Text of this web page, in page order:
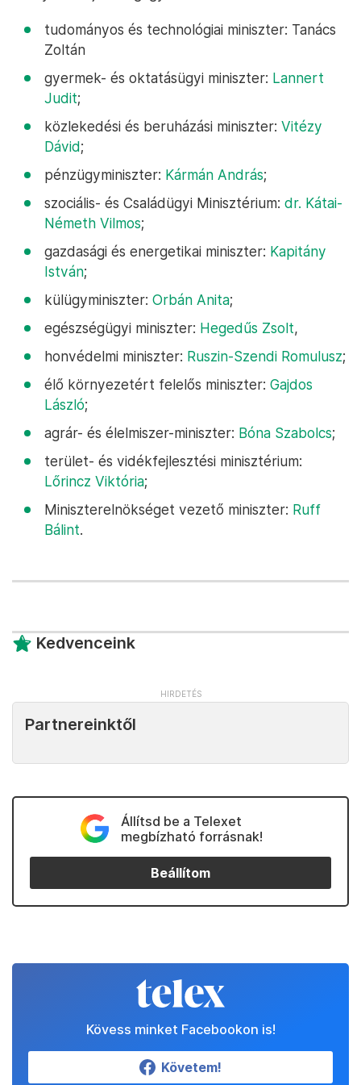
tudományos és technológiai miniszter: Tanács
Zoltán
gyermek- és oktatásügyi miniszter: Lannert
Judit;
közlekedési és beruházási miniszter: Vitézy
Dávid;
pénzügyminiszter: Kármán András;
szociális- és Családügyi Minisztérium: dr. Kátai-
Németh Vilmos;
gazdasági és energetikai miniszter: Kapitány
István;
külügyminiszter: Orbán Anita;
egészségügyi miniszter: Hegedűs Zsolt,
honvédelmi miniszter: Ruszin-Szendi Romulusz;
élő környezetért felelős miniszter: Gajdos
László;
agrár- és élelmiszer-miniszter: Bóna Szabolcs;
terület- és vidékfejlesztési minisztérium:
Lőrincz Viktória;
Miniszterelnökséget vezető miniszter: Ruff
Bálint.
Kedvenceink
Partnereinktől
Állítsd be a Telexet
megbízható forrásnak!
Beállítom
Kövess minket Facebookon is!
Követem!